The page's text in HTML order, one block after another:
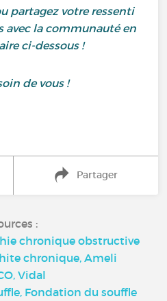
partagez votre ressenti
avec la communauté en
ci-dessous !
de vous !
Partager
:
chronique obstructive
chronique, Ameli
Vidal
Fondation du souffle